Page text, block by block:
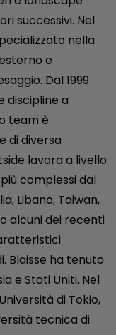
successivi. Nel
nella
e
Dal 1999
discipline a
team è
di diversa
lavora a livello
complessi dal
Libano, Taiwan,
alcuni dei recenti
Blaisse ha tenuto
e Stati Uniti. Nel
di Tokio,
tecnica di